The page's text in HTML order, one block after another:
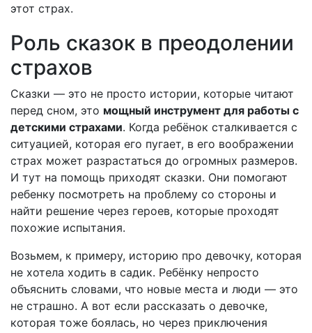
этот страх.
Роль сказок в преодолении
страхов
Сказки — это не просто истории, которые читают
перед сном, это мощный инструмент для работы с
детскими страхами. Когда ребёнок сталкивается с
ситуацией, которая его пугает, в его воображении
страх может разрастаться до огромных размеров.
И тут на помощь приходят сказки. Они помогают
ребенку посмотреть на проблему со стороны и
найти решение через героев, которые проходят
похожие испытания.
Возьмем, к примеру, историю про девочку, которая
не хотела ходить в садик. Ребёнку непросто
объяснить словами, что новые места и люди — это
не страшно. А вот если рассказать о девочке,
которая тоже боялась, но через приключения